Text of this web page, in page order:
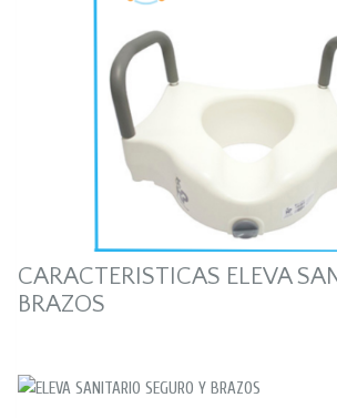
CARACTERISTICAS ELEVA
BRAZOS